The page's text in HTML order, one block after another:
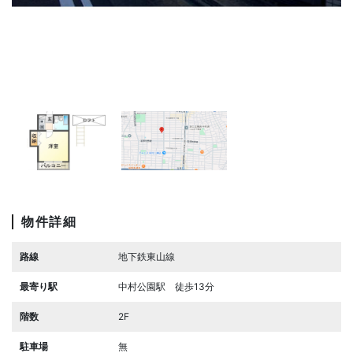
物件詳細
路線 地下鉄東山線
最寄り駅 中村公園駅 徒歩13分
階数 2F
駐車場 無